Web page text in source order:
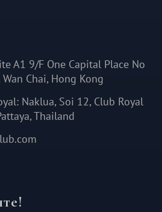
A1 9/F One Capital Place No
Chai, Hong Kong
Naklua, Soi 12, Club Royal
Thailand